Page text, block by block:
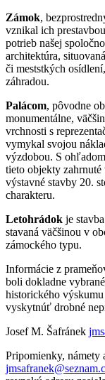
Zámok,
vznikal ich
potrieb našej
architektúra,
či meststkých
záhradou.
Palácom, pôvodne
monumentálne,
vrchnosti s
vymykal svojou
výzdobou. S
tieto objekty
výstavné stavby 20.
charakteru.
Letohrádok je
stavaná väčšinou v
zámockého typu.
Informácie z
boli dokladne
historického
vyskytnúť drobné
Josef M. Šafránek
Pripomienky, námety